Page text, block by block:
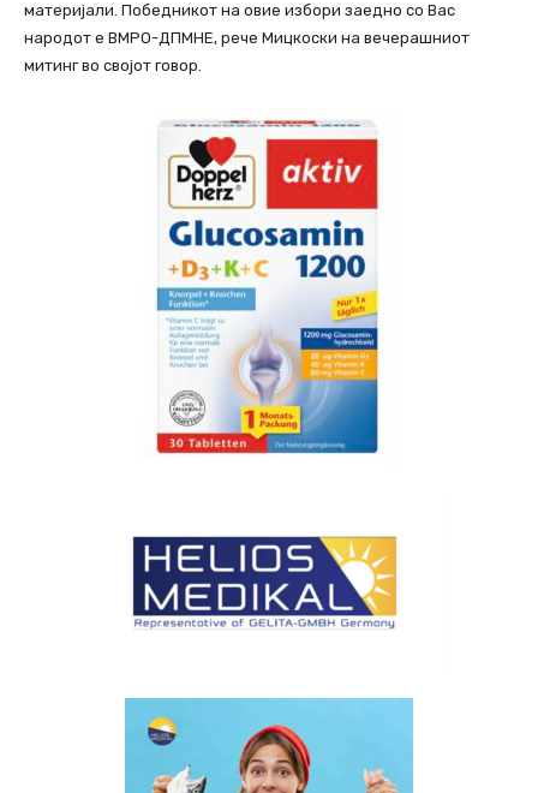
материјали. Победникот на овие избори заедно со Вас
народот е ВМРО-ДПМНЕ, рече Мицкоски на вечерашниот
митинг во својот говор.